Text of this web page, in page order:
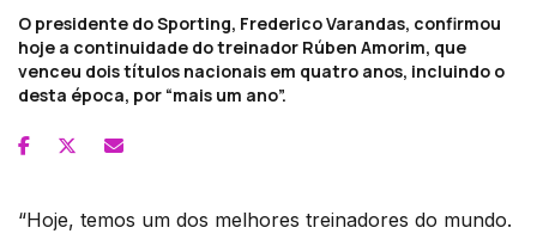
O presidente do Sporting, Frederico Varandas, confirmou
hoje a continuidade do treinador Rúben Amorim, que
venceu dois títulos nacionais em quatro anos, incluindo o
desta época, por “mais um ano”.
“Hoje, temos um dos melhores treinadores do mundo.